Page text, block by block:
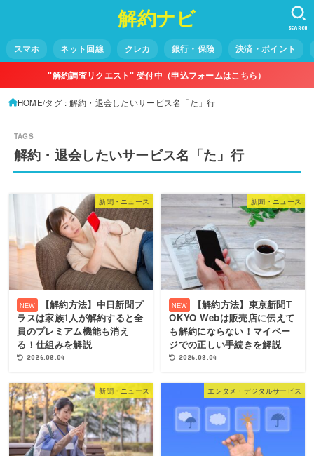
解約ナビ
スマホ ネット回線 クレカ 銀行・保険 決済・ポイント
SEARCH
"解約調査リクエスト" 受付中（申込フォームはこちら）
HOME タグ : 解約・退会したいサービス名「た」行
解約・退会したいサービス名「た」行
新聞・ニュース
【解約方法】中日新聞プ
ラスは家族1人が解約すると全
員のプレミアム機能も消え
る！仕組みを解説
2026.08.04
新聞・ニュース
【解約方法】東京新聞T
OKYO Webは販売店に伝えて
も解約にならない！マイペー
ジでの正しい手続きを解説
2026.08.04
新聞・ニュース エンタメ・デジタルサービス